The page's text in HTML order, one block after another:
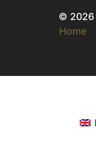
© 2026
Home